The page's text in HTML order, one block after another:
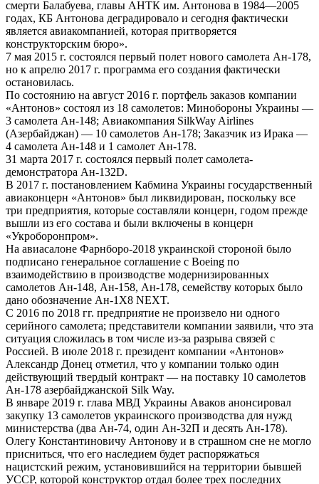
смерти Балабуева, главы АНТК им. Антонова в 1984—2005
годах, КБ Антонова деградировало и сегодня фактически
является авиакомпанией, которая притворяется
конструкторским бюро».
7 мая 2015 г. состоялся первый полет нового самолета Ан-178,
но к апрелю 2017 г. программа его создания фактически
остановилась.
По состоянию на август 2016 г. портфель заказов компании
«Антонов» состоял из 18 самолетов: Минобороны Украины —
3 самолета Ан-148; Авиакомпания SilkWay Airlines
(Азербайджан) — 10 самолетов Ан-178; Заказчик из Ирака —
4 самолета Ан-148 и 1 самолет Ан-178.
31 марта 2017 г. состоялся первый полет самолета-
демонстратора Ан-132D.
В 2017 г. постановлением Кабмина Украины государственный
авиаконцерн «Антонов» был ликвидирован, поскольку все
три предприятия, которые составляли концерн, годом прежде
вышли из его состава и были включены в концерн
«Укроборонпром».
На авиасалоне Фарнборо-2018 украинской стороной было
подписано генеральное соглашение с Boeing по
взаимодействию в производстве модернизированных
самолетов Ан-148, Ан-158, Ан-178, семейству которых было
дано обозначение Ан-1X8 NEXT.
С 2016 по 2018 гг. предприятие не произвело ни одного
серийного самолета; представители компании заявили, что эта
ситуация сложилась в том числе из-за разрыва связей с
Россией. В июле 2018 г. президент компании «Антонов»
Александр Донец отметил, что у компании только один
действующий твердый контракт — на поставку 10 самолетов
Ан-178 азербайджанской Silk Way.
В январе 2019 г. глава МВД Украины Аваков анонсировал
закупку 13 самолетов украинского производства для нужд
министерства (два Ан-74, один Ан-32П и десять Ан-178).
Олегу Константиновичу Антонову и в страшном сне не могло
присниться, что его наследием будет распоряжаться
нацистский режим, установившийся на территории бывшей
УССР, которой конструктор отдал более трех последних